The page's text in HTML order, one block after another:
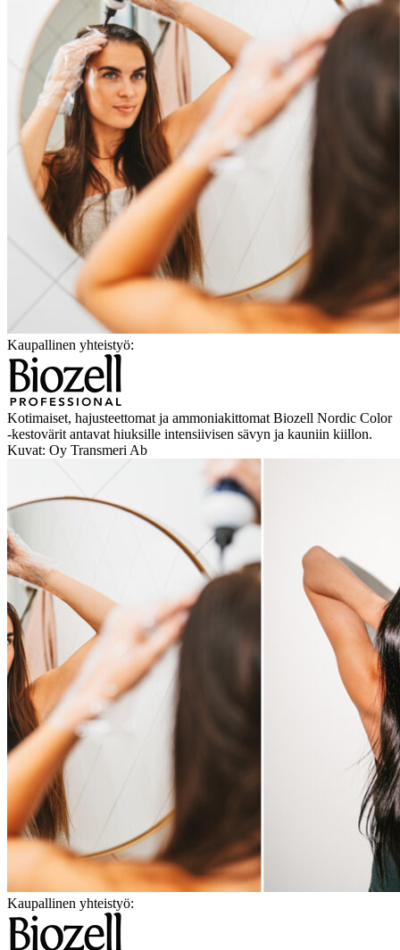
Kaupallinen yhteistyö:
Kotimaiset, hajusteettomat ja ammoniakittomat Biozell Nordic Color
-kestovärit antavat hiuksille intensiivisen sävyn ja kauniin kiillon.
Kuvat: Oy Transmeri Ab
Kaupallinen yhteistyö: